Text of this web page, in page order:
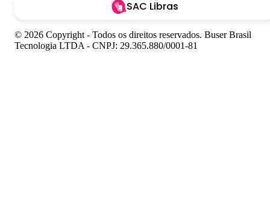
SAC Libras
© 2026 Copyright - Todos os direitos reservados. Buser Brasil
Tecnologia LTDA - CNPJ: 29.365.880/0001-81